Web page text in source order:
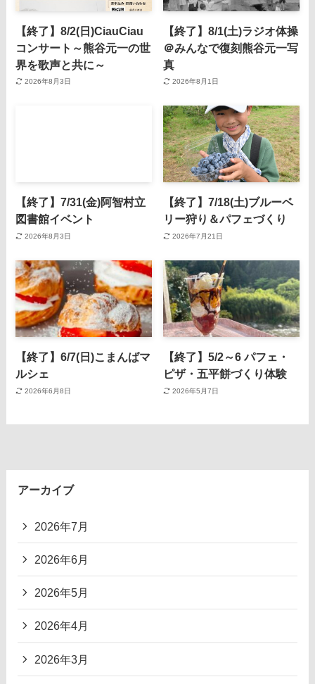
【終了】8/2(日)CiauCiau
コンサート～熊谷元一の世
界を歌声と共に～
2026年8月3日
【終了】8/1(土)ラジオ体操
＠みんなで復刻熊谷元一写
真
2026年8月1日
【終了】7/31(金)阿智村立
図書館イベント
2026年8月3日
【終了】7/18(土)ブルーベ
リー狩り＆パフェづくり
2026年7月21日
【終了】6/7(日)こまんばマ
ルシェ
2026年6月8日
【終了】5/2～6 パフェ・
ピザ・五平餅づくり体験
2026年5月7日
アーカイブ
2026年7月
2026年6月
2026年5月
2026年4月
2026年3月